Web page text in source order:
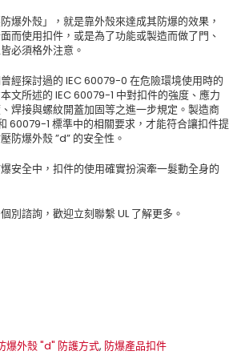
爆外殼」，就是靠外殼來達成其防爆的效果，
而使用扣件，或是為了功能或製造而做了門、
必須格外注意。
經探討過的 IEC 60079-0 在危險環境使用時的
文所述的 IEC 60079-1 中對扣件的強度、應力
焊接與螺紋開蓋加固等之進一步規定。製造商
60079-1 標準中的相關要求，才能符合讓扣件提
防爆外殼 ”d” 的安全性。
安全中，扣件的使用確實扮演牽一髮動全身的
別諮詢，歡迎立刻聯繫 UL 了解更多。
爆外殼 "d" 防護方式, 防爆產品扣件